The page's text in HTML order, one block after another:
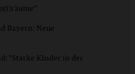
Bayern: Neue
"Starke Kinder in der